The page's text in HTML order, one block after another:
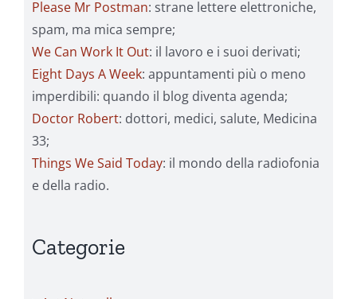
Please Mr Postman: strane lettere elettroniche,
spam, ma mica sempre;
We Can Work It Out: il lavoro e i suoi derivati;
Eight Days A Week: appuntamenti più o meno
imperdibili: quando il blog diventa agenda;
Doctor Robert: dottori, medici, salute, Medicina
33;
Things We Said Today: il mondo della radiofonia
e della radio.
Categorie